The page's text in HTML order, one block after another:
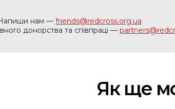
нам — friends@redcross.org.ua
донорства та співпраці —
Як ще